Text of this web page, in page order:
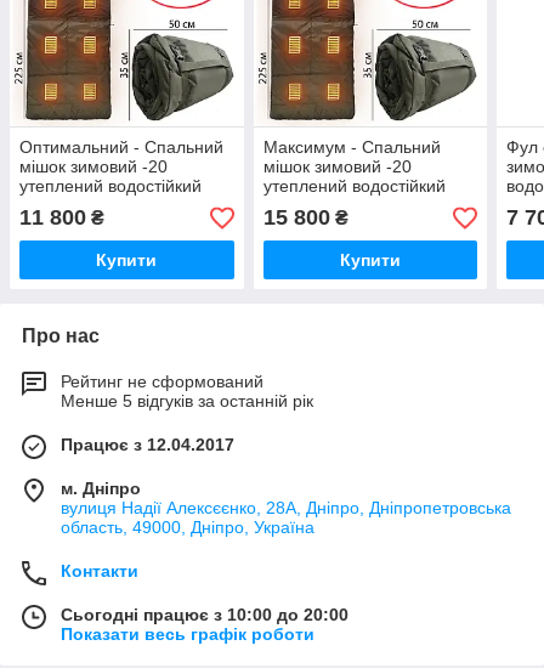
Оптимальний - Спальний
мішок зимовий -20
утеплений водостійкий
для польових умов
армійський
11 800 ₴
Купити
Максимум - Спальний
мішок зимовий -20
утеплений водостійкий
для польових умов
армійський
15 800₴
Купити
Фул
7
Про нас
Рейтинг не сформований
Менше 5 відгуків за останній рік
Працює з 12.04.2017
м. Дніпро
вулиця Надії Алексєєнко, 28А, Дніпро, Дніпропетровська
область, 49000, Дніпро, Україна
Контакти
Сьогодні працює з 10:00 до 20:00
Показати весь графік роботи